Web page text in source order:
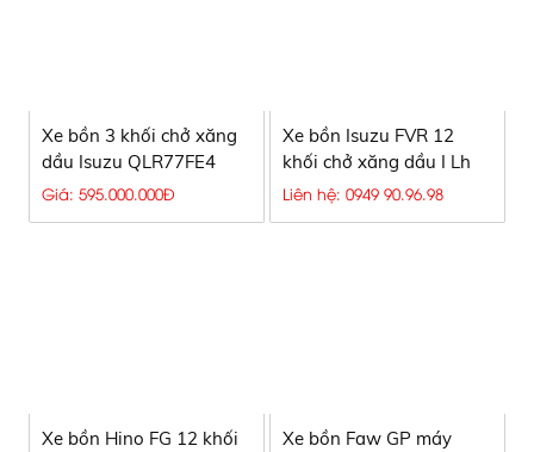
Xe bồn 3 khối chở xăng
dầu Isuzu QLR77FE4
đầu vuông 2023
Giá: 595.000.000Đ
Xe bồn Isuzu FVR 12
khối chở xăng dầu I Lh
0949909698
Liên hệ: 0949 90.96.98
Xe bồn Hino FG 12 khối
Xe bồn Faw GP máy